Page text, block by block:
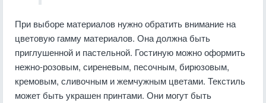
При выборе материалов нужно обратить внимание на
цветовую гамму материалов. Она должна быть
приглушенной и пастельной. Гостиную можно оформить
нежно-розовым, сиреневым, песочным, бирюзовым,
кремовым, сливочным и жемчужным цветами. Текстиль
может быть украшен принтами. Они могут быть